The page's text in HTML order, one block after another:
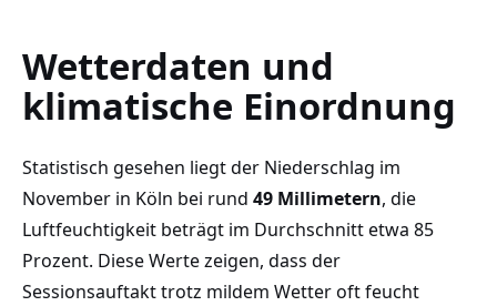
Wetterdaten und
klimatische Einordnung
Statistisch gesehen liegt der Niederschlag im
November in Köln bei rund 49 Millimetern, die
Luftfeuchtigkeit beträgt im Durchschnitt etwa 85
Prozent. Diese Werte zeigen, dass der
Sessionsauftakt trotz mildem Wetter oft feucht